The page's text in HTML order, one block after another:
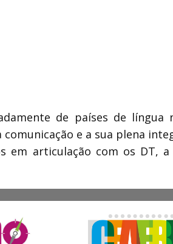
de países de língua
e a sua plena
articulação com os DT, a